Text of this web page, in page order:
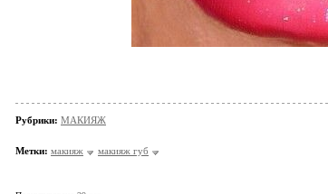
Рубрики: МАКИЯЖ
Метки: макияж макияж губ